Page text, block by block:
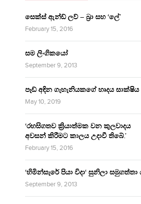
සෙක්ස් ඇන්ඩ් ලව් – බ්‍රා සහ ‘ලේ’
February 15, 2016
සම ලිංගිකයෝ
September 9, 2013
පෑඩ් අඳින ගැහැනියකගේ හෘදය සාක්ෂිය
May 10, 2019
‘රහසිගතව ක්‍රියාත්මක වන කුලවාදය
අවසන් කිරීමට කාලය උදාවී තිබේ.’
February 15, 2016
‘හිමින්සැරේ පියා විදා‘ සුනිලා සමුගත්තා
September 9, 2013